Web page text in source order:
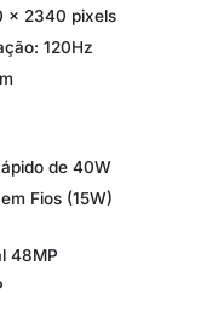
x 2340 pixels
120Hz
de 40W
Fios (15W)
48MP